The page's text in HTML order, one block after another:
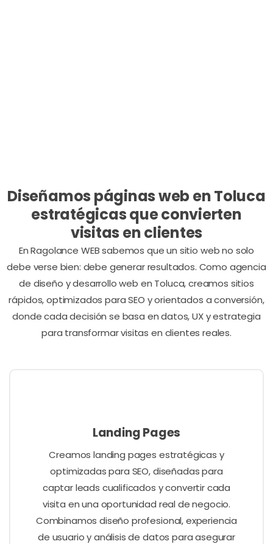
Diseñamos páginas web en Toluca
estratégicas que convierten
visitas en clientes
En Ragolance WEB sabemos que un sitio web no solo
debe verse bien: debe generar resultados. Como agencia
de diseño y desarrollo web en Toluca, creamos sitios
rápidos, optimizados para SEO y orientados a conversión,
donde cada decisión se basa en datos, UX y estrategia
para transformar visitas en clientes reales.
Landing Pages
Creamos landing pages estratégicas y
optimizadas para SEO, diseñadas para
captar leads cualificados y convertir cada
visita en una oportunidad real de negocio.
Combinamos diseño profesional, experiencia
de usuario y análisis de datos para asegurar